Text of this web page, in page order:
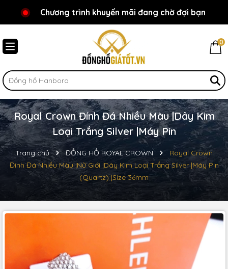
Chào mừng bạn đến với Đồnghồgiátốt.vn!
Chương trình khuyến mãi đang chờ đợi bạn
0
Royal Crown Đính Đá Nhiều Màu |Dây Kim
Loại Trắng Silver |Máy Pin
Trang chủ ĐỒNG HỒ ROYAL CROWN
Royal Crown
Đính Đá Nhiều Màu |Nữ Giới |Dây Kim Loại Trắng Silver |Máy Pin
(Quartz) |Size 36mm